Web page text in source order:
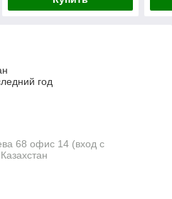
год
68 офис 14 (вход с